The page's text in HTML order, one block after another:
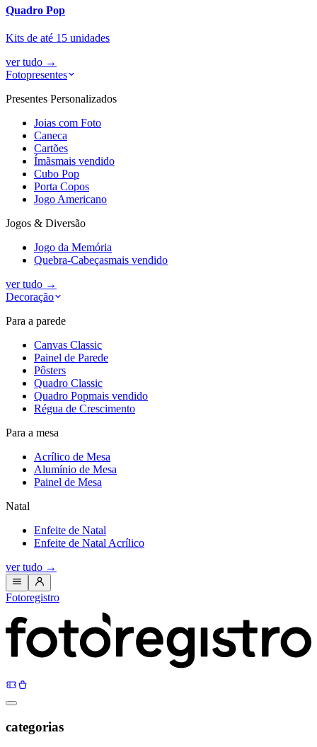
Quadro Pop
Kits de até 15 unidades
ver tudo →
Fotopresentes
Presentes Personalizados
Joias com Foto
Caneca
Cartões
Ímãsmais vendido
Cubo Pop
Porta Copos
Jogo Americano
Jogos & Diversão
Jogo da Memória
Quebra-Cabeçasmais vendido
ver tudo →
Decoração
Para a parede
Canvas Classic
Painel de Parede
Pôsters
Quadro Classic
Quadro Popmais vendido
Régua de Crescimento
Para a mesa
Acrílico de Mesa
Alumínio de Mesa
Painel de Mesa
Natal
Enfeite de Natal
Enfeite de Natal Acrílico
ver tudo →
Fotoregistro
categorias